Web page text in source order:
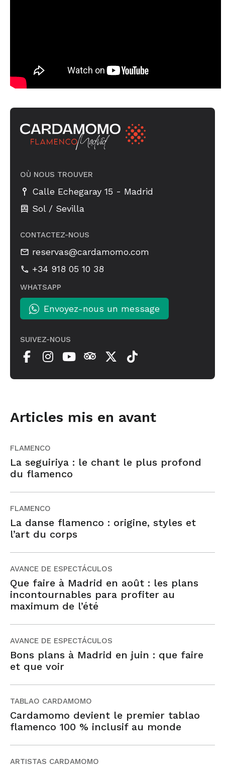
OÙ NOUS TROUVER
Calle Echegaray 15 - Madrid
Sol / Sevilla
CONTACTEZ-NOUS
reservas@cardamomo.com
+34 918 05 10 38
WHATSAPP
Envoyez-nous un message
SUIVEZ-NOUS
Articles mis en avant
FLAMENCO
La seguiriya : le chant le plus profond
du flamenco
FLAMENCO
La danse flamenco : origine, styles et
l’art du corps
AVANCE DE ESPECTÁCULOS
Que faire à Madrid en août : les plans
incontournables para profiter au
maximum de l’été
AVANCE DE ESPECTÁCULOS
Bons plans à Madrid en juin : que faire
et que voir
TABLAO CARDAMOMO
Cardamomo devient le premier tablao
flamenco 100 % inclusif au monde
ARTISTAS CARDAMOMO